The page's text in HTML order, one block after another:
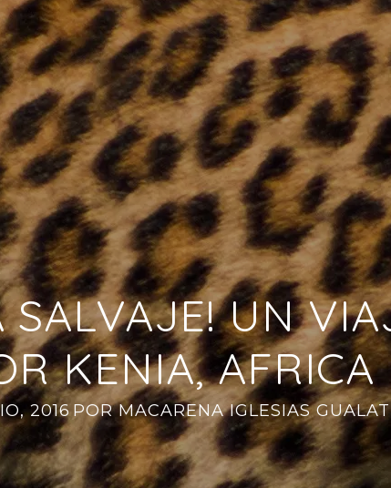
SALVAJE! UN
KENIA, AFRICA
2016 PORMACARENA IGLESIAS